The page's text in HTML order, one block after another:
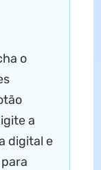
o
a
digital e